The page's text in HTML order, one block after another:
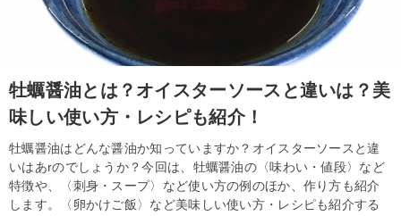
牡蠣醤油とは？オイスターソースと違いは？美
味しい使い方・レシピも紹介！
牡蠣醤油はどんな醤油か知っていますか？オイスターソースと違
いはあrのでしょうか？今回は、牡蠣醤油の〈味わい・値段〉など
特徴や、〈刺身・スープ〉など使い方の例のほか、作り方も紹介
します。〈卵かけご飯〉など美味しい使い方・レシピも紹介する